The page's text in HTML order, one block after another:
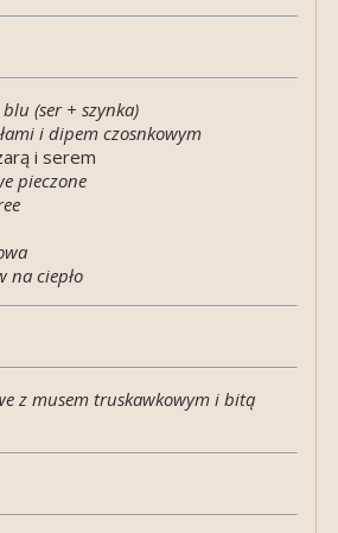
(ser + szynka)
i dipem czosnkowym
i serem
pieczone
na ciepło
z musem truskawkowym i bitą